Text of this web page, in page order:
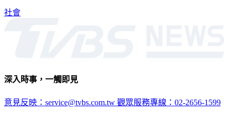
社會
深入時事，一觸即見
意見反映：service@tvbs.com.tw 觀眾服務專線：02-2656-1599